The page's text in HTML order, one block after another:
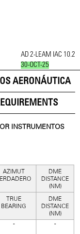
AD 2-LEAM IAC 10.2
30-OCT-25
AERONÁUTICA
INSTRUMENTOS
AZIMUT
DME
DISTANCE
(NM)
TRUE
BEARING
DME
DISTANCE
(NM)
- -